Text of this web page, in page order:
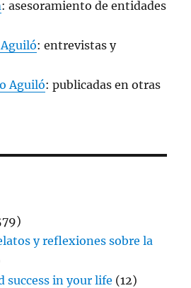
: asesoramiento de entidades
: entrevistas y
Aguiló: publicadas en otras
y reflexiones sobre la
success in your life (12)